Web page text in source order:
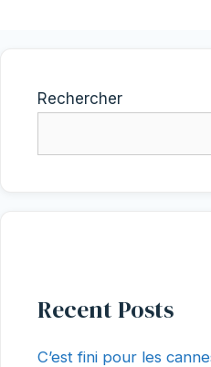
Rechercher
Recent Posts
C’est fini pour les